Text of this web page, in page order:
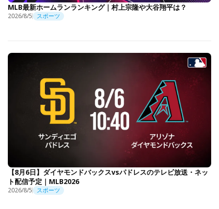
MLB最新ホームランランキング｜村上宗隆や大谷翔平は？
2026/8/5 スポーツ
【8月6日】ダイヤモンドバックスvsパドレスのテレビ放送・ネッ
ト配信予定｜MLB2026
2026/8/5 スポーツ